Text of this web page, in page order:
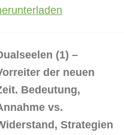
(1) –
der neuen
Bedeutung,
vs.
Strategien